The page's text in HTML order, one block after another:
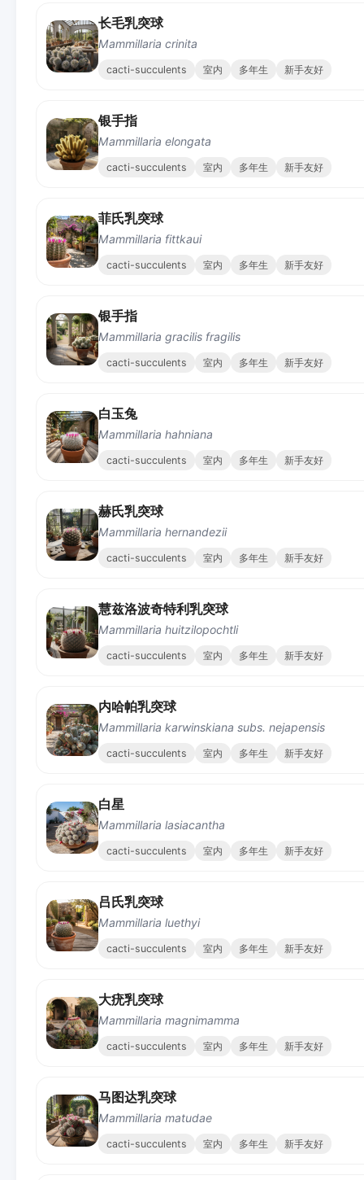
长毛乳突球
Mammillaria crinita
cacti-succulents 室内 多年生 新手友好
银手指
Mammillaria elongata
cacti-succulents 室内 多年生 新手友好
菲氏乳突球
Mammillaria fittkaui
cacti-succulents 室内 多年生 新手友好
银手指
Mammillaria gracilis fragilis
cacti-succulents 室内 多年生 新手友好
白玉兔
Mammillaria hahniana
cacti-succulents 室内 多年生 新手友好
赫氏乳突球
Mammillaria hernandezii
cacti-succulents 室内 多年生 新手友好
慧兹洛波奇特利乳突球
Mammillaria huitzilopochtli
cacti-succulents 室内 多年生 新手友好
内哈帕乳突球
Mammillaria karwinskiana subs. nejapensis
cacti-succulents 室内 多年生 新手友好
白星
Mammillaria lasiacantha
cacti-succulents 室内 多年生 新手友好
吕氏乳突球
Mammillaria luethyi
cacti-succulents 室内 多年生 新手友好
大疣乳突球
Mammillaria magnimamma
cacti-succulents 室内 多年生 新手友好
马图达乳突球
Mammillaria matudae
cacti-succulents 室内 多年生 新手友好